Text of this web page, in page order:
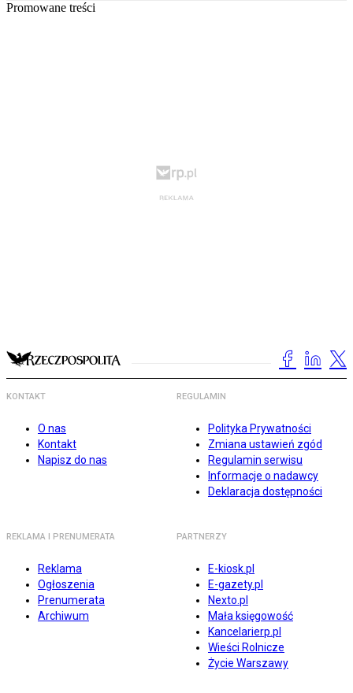
Promowane treści
KONTAKT
O nas
Kontakt
Napisz do nas
REGULAMIN
Polityka Prywatności
Zmiana ustawień zgód
Regulamin serwisu
Informacje o nadawcy
Deklaracja dostępności
REKLAMA I PRENUMERATA
Reklama
Ogłoszenia
Prenumerata
Archiwum
PARTNERZY
E-kiosk.pl
E-gazety.pl
Nexto.pl
Mała księgowość
Kancelarierp.pl
Wieści Rolnicze
Życie Warszawy